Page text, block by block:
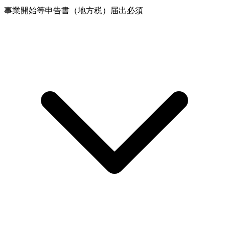
事業開始等申告書（地方税） 届出必須